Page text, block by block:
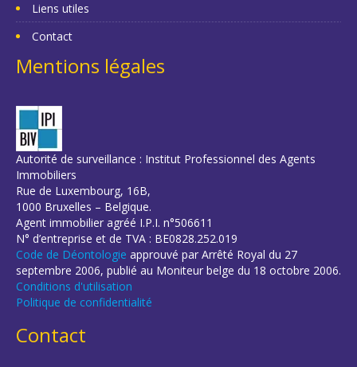
Liens utiles
Contact
Mentions légales
Autorité de surveillance : Institut Professionnel des Agents
Immobiliers
Rue de Luxembourg, 16B,
1000 Bruxelles – Belgique.
Agent immobilier agréé I.P.I. n°506611
N° d’entreprise et de TVA : BE0828.252.019
Code de Déontologie approuvé par Arrêté Royal du 27
septembre 2006, publié au Moniteur belge du 18 octobre 2006.
Conditions d'utilisation
Politique de confidentialité
Contact